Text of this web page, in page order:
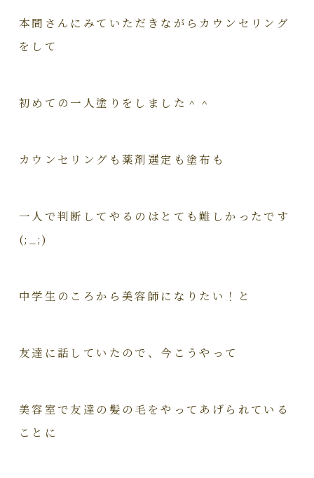
本間さんにみていただきながらカウンセリング
をして
初めての一人塗りをしました＾＾
カウンセリングも薬剤選定も塗布も
一人で判断してやるのはとても難しかったです
(;_;)
中学生のころから美容師になりたい！と
友達に話していたので、今こうやって
美容室で友達の髪の毛をやってあげられている
ことに